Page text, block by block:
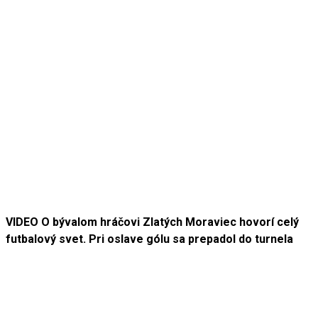
VIDEO O bývalom hráčovi Zlatých Moraviec hovorí celý
futbalový svet. Pri oslave gólu sa prepadol do turnela